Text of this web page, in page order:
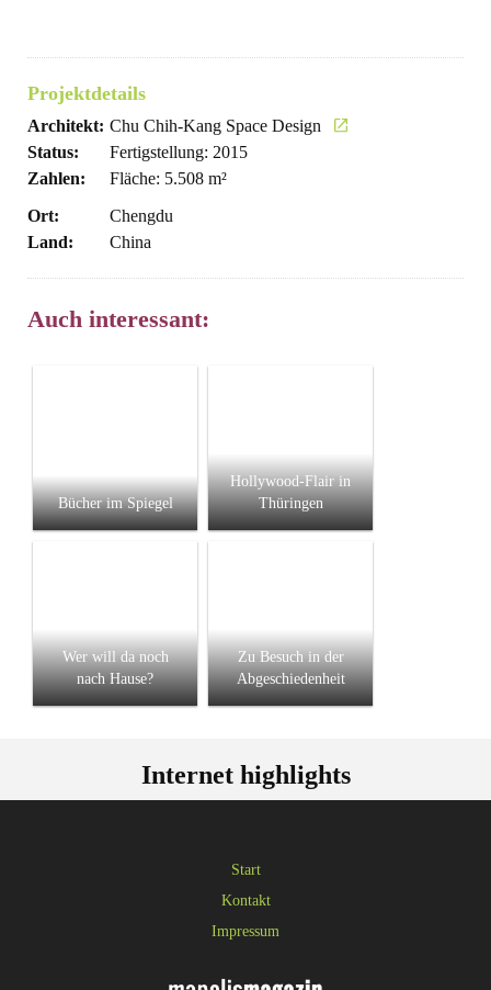
Projektdetails
Architekt: Chu Chih-Kang Space Design
Status:
Fertigstellung: 2015
Zahlen:
Fläche: 5.508 m²
Ort:
Chengdu
Land:
China
Auch interessant:
Bücher im Spiegel
Hollywood-Flair in
Thüringen
Wer will da noch
nach Hause?
Zu Besuch in der
Abgeschiedenheit
Internet highlights
Start
Kontakt
Impressum